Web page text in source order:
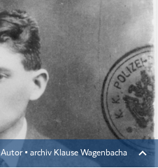
Autor ▪ archiv Klause Wagenbacha